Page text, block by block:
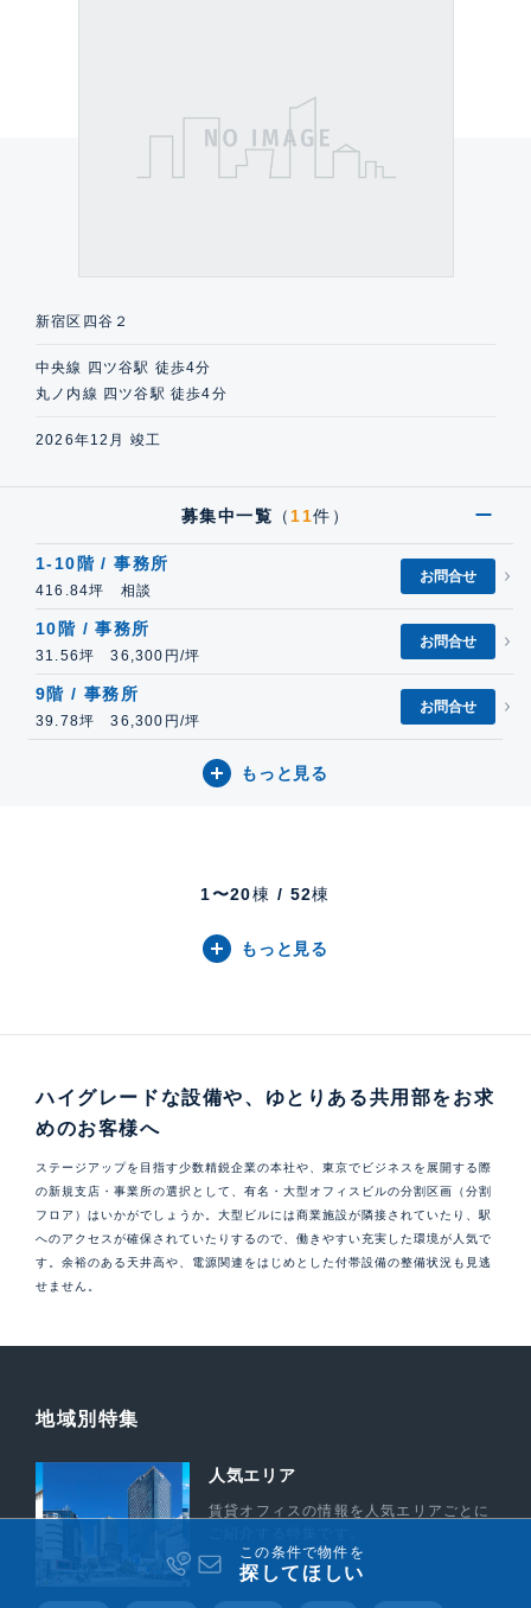
新宿区四谷２
中央線 四ツ谷駅 徒歩4分
丸ノ内線 四ツ谷駅 徒歩4分
2026年12月 竣工
募集中一覧 （ 11件）
1-10階 / 事務所
416.84坪 相談
お問合せ
10階 / 事務所
31.56坪 36,300円/坪
お問合せ
9階 / 事務所
39.78坪 36,300円/坪
お問合せ
もっと見る
1〜20棟 / 52棟
もっと見る
ハイグレードな設備や、ゆとりある共用部をお求
めのお客様へ
ステージアップを目指す少数精鋭企業の本社や、東京でビジネスを展開する際
の新規支店・事業所の選択として、有名・大型オフィスビルの分割区画（分割
フロア）はいかがでしょうか。大型ビルには商業施設が隣接されていたり、駅
へのアクセスが確保されていたりするので、働きやすい充実した環境が人気で
す。余裕のある天井高や、電源関連をはじめとした付帯設備の整備状況も見逃
せません。
地域別特集
人気エリア
賃貸オフィスの情報を人気エリアごとに
この条件で物件を
探してほしい